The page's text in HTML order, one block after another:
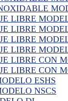
LIBRE
LIBRE
LIBRE
LIBRE
LIBRE CON
LIBRE CON
ESHS
NSCS